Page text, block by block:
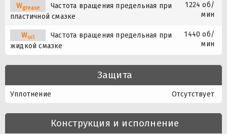
Wgrease
Частота вращения предельная при
пластичной смазке
1224 об/
мин
Woil
Частота вращения предельная при
жидкой смазке
1440 об/
мин
Защита
Уплотнение Отсутствует
Конструкция и исполнение